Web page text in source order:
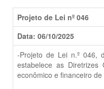
Projeto de Lei nº 046
Data: 06/10/2025
-Projeto de Lei n.º 046,
estabelece as Diretrizes
econômico e financeiro